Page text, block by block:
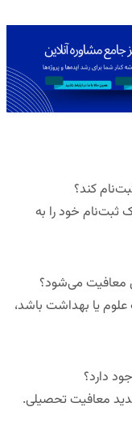
کند؟
و مدارک ثبت‌نام خود را به
معافیت می‌شود؟
علوم یا بهداشت باشد،
دارد؟
معافیت تحصیلی.